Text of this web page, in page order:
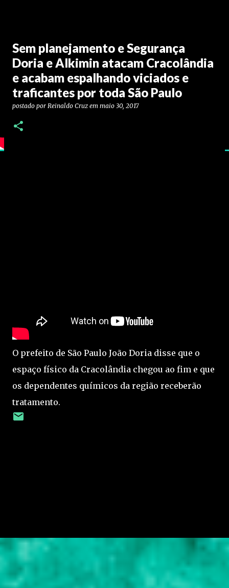
Sem planejamento e Segurança
Doria e Alkimin atacam Cracolândia
e acabam espalhando viciados e
traficantes por toda São Paulo
postado por Reinaldo Cruz em maio 30, 2017
O prefeito de São Paulo João Doria disse que o
espaço físico da Cracolândia chegou ao fim e que
os dependentes químicos da região receberão
tratamento.
t
á